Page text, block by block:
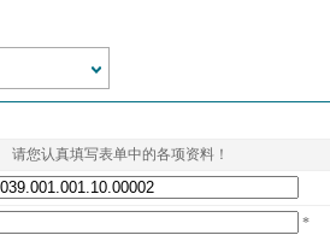
请您认真填写表单中的各项资料！
*